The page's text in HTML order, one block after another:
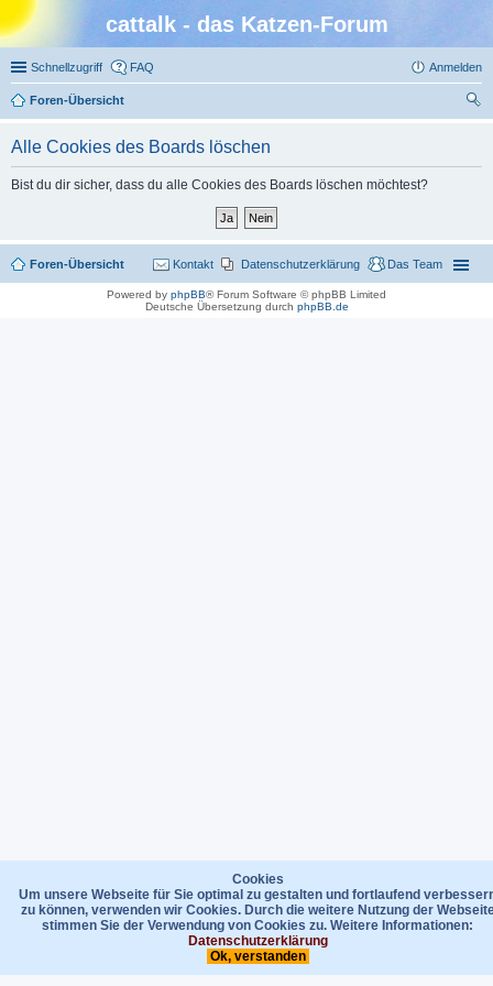
cattalk - das Katzen-Forum
Schnellzugriff FAQ Anmelden
Foren-Übersicht
Alle Cookies des Boards löschen
Bist du dir sicher, dass du alle Cookies des Boards löschen möchtest?
Cookies
Um unsere Webseite für Sie optimal zu gestalten und fortlaufend
zu können, verwenden wir Cookies. Durch die weitere Nutzung der
stimmen Sie der Verwendung von Cookies zu. Weitere Informationen:
Datenschutzerklärung
Ok, verstanden
Foren-Übersicht Das Team
Datenschutzerklärung
Kontakt
Powered by phpBB® Forum Software © phpBB Limited
Deutsche Übersetzung durch phpBB.de